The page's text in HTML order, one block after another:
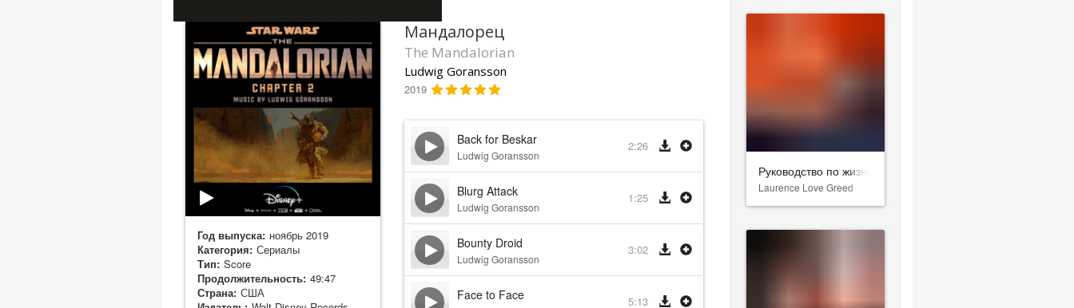
Год выпуска: ноябрь 2019
Категория: Сериалы
Тип: Score
Продолжительность: 49:47
Страна: США
Мандалорец
The Mandalorian
Ludwig Goransson
2019
Back for Beskar
Ludwig Goransson
2:26
Blurg Attack
Ludwig Goransson
1:25
Bounty Droid
Ludwig Goransson
3:02
Face to Face 5:13
Руководство по жизни для серийного убийцы
Laurence Love Greed